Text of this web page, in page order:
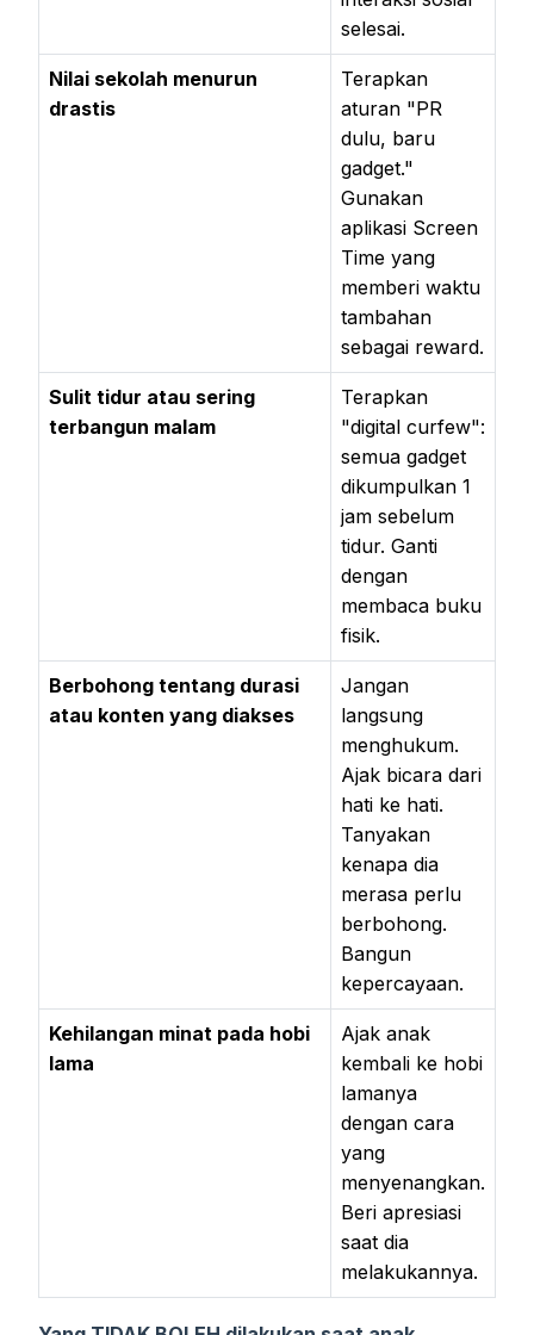
selesai.
Nilai sekolah menurun
drastis
Terapkan
aturan "PR
dulu, baru
gadget."
Gunakan
aplikasi Screen
Time yang
memberi waktu
tambahan
sebagai reward.
Sulit tidur atau sering
terbangun malam
Terapkan
"digital curfew":
semua gadget
dikumpulkan 1
jam sebelum
tidur. Ganti
dengan
membaca buku
fisik.
Berbohong tentang durasi
atau konten yang diakses
Jangan
langsung
menghukum.
Ajak bicara dari
hati ke hati.
Tanyakan
kenapa dia
merasa perlu
berbohong.
Bangun
kepercayaan.
Kehilangan minat pada hobi
lama
Ajak anak
kembali ke hobi
lamanya
dengan cara
yang
menyenangkan.
Beri apresiasi
saat dia
melakukannya.